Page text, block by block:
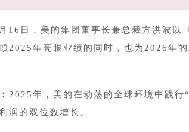
16日，美的集团董事长兼总裁方洪波以
2025年亮眼业绩的同时，也为2026年
2025年，美的在动荡的全球环境中践
润的双位数增长。